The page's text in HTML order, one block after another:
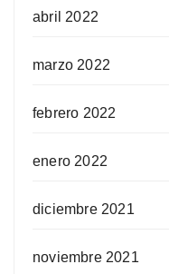
abril 2022
marzo 2022
febrero 2022
enero 2022
diciembre 2021
noviembre 2021